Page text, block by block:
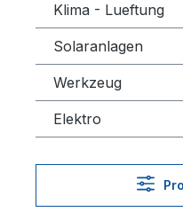
Klima - Lueftung
Solaranlagen
Werkzeug
Elektro